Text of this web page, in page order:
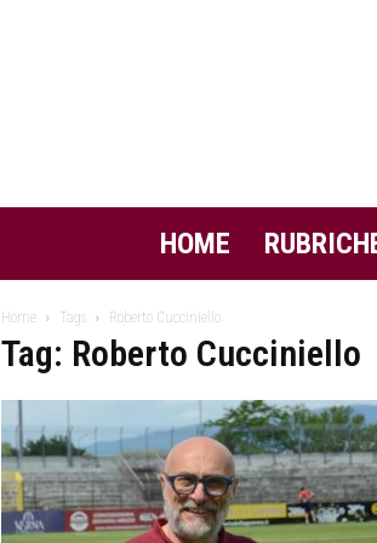
HOME
Home Tags Roberto Cucciniello
Tag: Roberto Cucciniello